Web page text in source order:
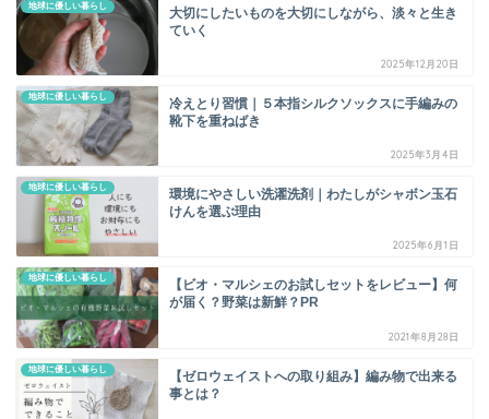
地球に優しい暮らし
大切にしたいものを大切にしながら、淡々と生き
ていく
2025年12月20日
地球に優しい暮らし
冷えとり習慣｜５本指シルクソックスに手編みの
靴下を重ねばき
2025年3月4日
地球に優しい暮らし
環境にやさしい洗濯洗剤｜わたしがシャボン玉石
けんを選ぶ理由
2025年6月1日
地球に優しい暮らし
【ビオ・マルシェのお試しセットをレビュー】何
が届く？野菜は新鮮？PR
2021年8月28日
地球に優しい暮らし
【ゼロウェイストへの取り組み】編み物で出来る
事とは？